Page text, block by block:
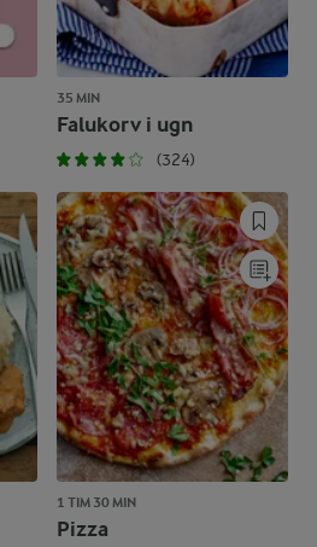
35 MIN
Falukorv i ugn
(324)
1 TIM 30 MIN
Pizza